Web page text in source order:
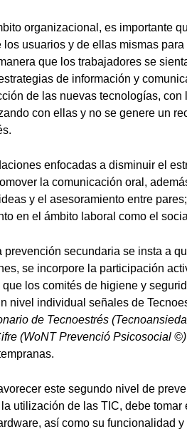
organizacional, es importante
los usuarios y de ellas mismas
que los trabajadores se
de información y
de las nuevas tecnologías,
con ellas y no se genere un
enfocadas a disminuir el
la comunicación oral,
y el asesoramiento entre
en el ámbito laboral como el
prevención secundaria se insta a
se incorpore la participación
que los comités de higiene y
nivel individual señales de
de Tecnoestrés
(WoNT Prevenció Psicosocial ©)
este segundo nivel de
utilización de las TIC, debe
así como su funcionalidad